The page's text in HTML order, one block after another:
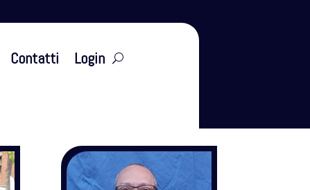
Contatti Login